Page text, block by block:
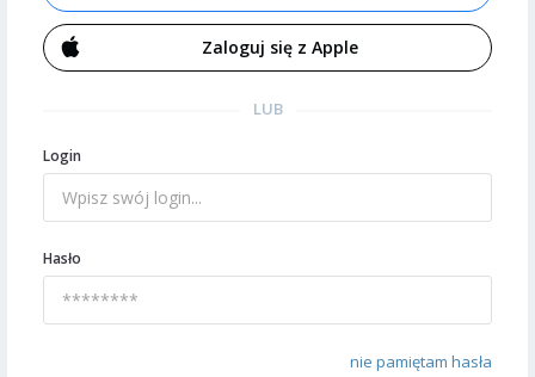
Zaloguj się z Apple
LUB
Login
Hasło
nie pamiętam hasła